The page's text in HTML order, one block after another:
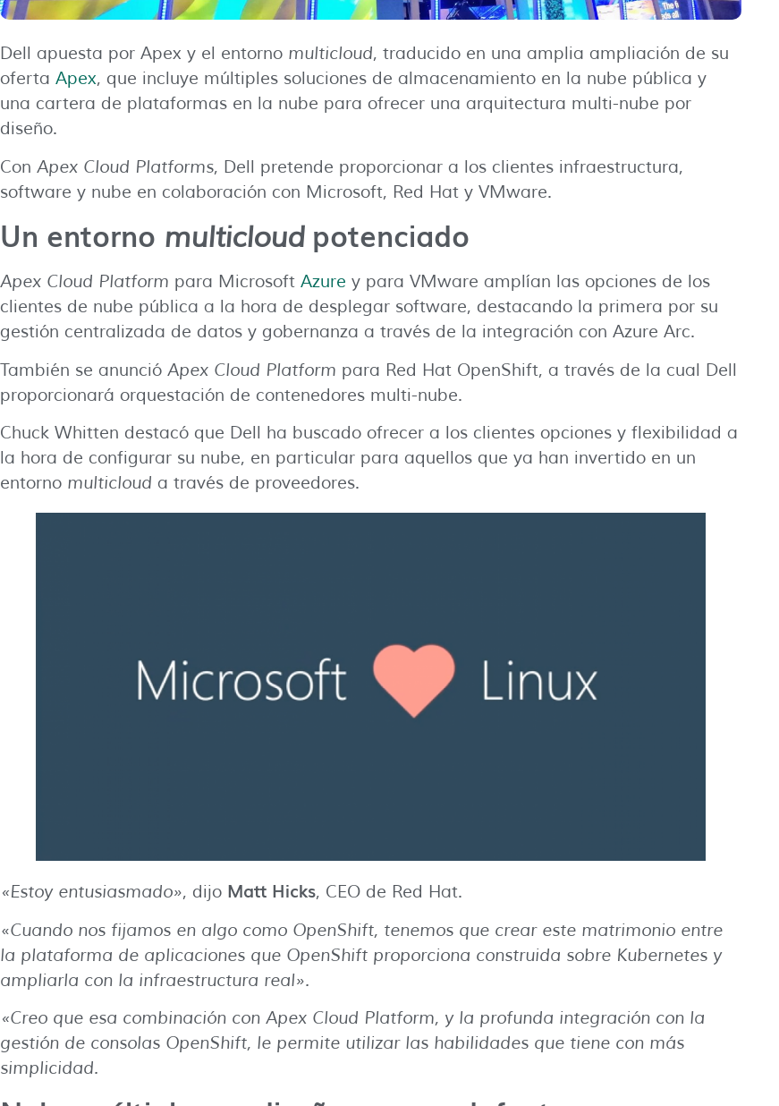
Dell apuesta por Apex y el entorno multicloud, traducido en una amplia ampliación de su
oferta Apex, que incluye múltiples soluciones de almacenamiento en la nube pública y
una cartera de plataformas en la nube para ofrecer una arquitectura multi-nube por
diseño.
Con Apex Cloud Platforms, Dell pretende proporcionar a los clientes infraestructura,
software y nube en colaboración con Microsoft, Red Hat y VMware.
Un entorno multicloudpotenciado
Apex Cloud Platform para Microsoft Azure y para VMware amplían las opciones de los
clientes de nube pública a la hora de desplegar software, destacando la primera por su
gestión centralizada de datos y gobernanza a través de la integración con Azure Arc.
También se anunció Apex Cloud Platform para Red Hat OpenShift, a través de la cual Dell
proporcionará orquestación de contenedores multi-nube.
Chuck Whitten destacó que Dell ha buscado ofrecer a los clientes opciones y flexibilidad a
la hora de configurar su nube, en particular para aquellos que ya han invertido en un
entorno multicloud a través de proveedores.
«Estoy entusiasmado», dijo Matt Hicks, CEO de Red Hat.
«Cuando nos fijamos en algo como OpenShift, tenemos que crear este matrimonio entre
la plataforma de aplicaciones que OpenShift proporciona construida sobre Kubernetes y
ampliarla con la infraestructura real».
«Creo que esa combinación con Apex Cloud Platform, y la profunda integración con la
gestión de consolas OpenShift, le permite utilizar las habilidades que tiene con más
simplicidad.